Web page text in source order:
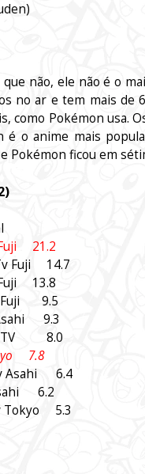
não, ele não é o
no ar e tem mais de
como Pokémon usa.
o anime mais
Pokémon ficou em
21.2
Fuji 14.7
13.8
Fuji 9.5
9.3
8.0
7.8
Asahi 6.4
6.2
Tokyo 5.3